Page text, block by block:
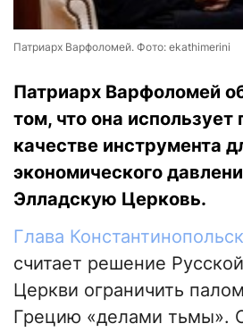
Патриарх Варфоломей. Фото: ekathimerini
Патриарх Варфоломей
том, что она использует
качестве инструмента
экономического
Элладскую Церковь.
Глава
считает решение
Церкви ограничить
Грецию «делами тьмы».